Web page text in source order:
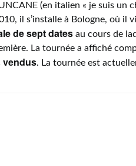
(en italien « je suis un
il s’installe à Bologne, où il
de sept dates au cours de
La tournée a affiché
vendus. La tournée est